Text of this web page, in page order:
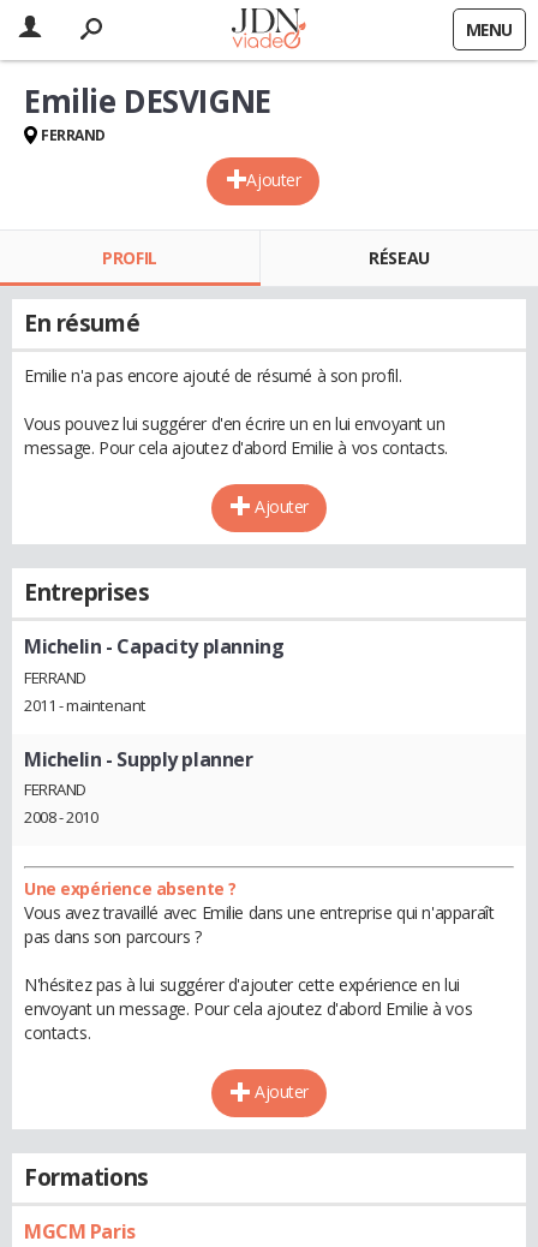
MENU
Ajouter
Emilie DESVIGNE
FERRAND
PROFIL RÉSEAU
En résumé
Emilie n'a pas encore ajouté de résumé à son profil.
Vous pouvez lui suggérer d'en écrire un en lui envoyant un
message. Pour cela ajoutez d'abord Emilie à vos contacts.
Ajouter
Entreprises
Michelin - Capacity planning
FERRAND
2011 - maintenant
Michelin - Supply planner
FERRAND
2008 - 2010
Une expérience absente ?
Vous avez travaillé avec Emilie dans une entreprise qui n'apparaît
pas dans son parcours ?
N'hésitez pas à lui suggérer d'ajouter cette expérience en lui
envoyant un message. Pour cela ajoutez d'abord Emilie à vos
contacts.
Ajouter
Formations
MGCM Paris